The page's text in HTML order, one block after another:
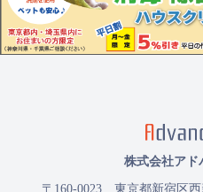
株式会社アド
〒160-0023 東京都新宿区